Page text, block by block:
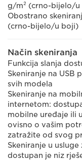
g/m² (crno-bijelo/u
Obostrano
(crno-bijelo/u boji)
Način skeniranja
Funkcija slanja
Skeniranje na USB
svih modela
Skeniranje na
internetom:
mobilne uređaje ili
ovisno o vašim
zatražite od svog
Skeniranje u
dostupan je niz